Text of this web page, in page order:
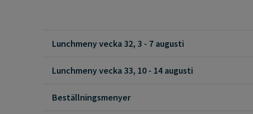
Lunchmeny vecka 32, 3 - 7 augusti
Lunchmeny vecka 33, 10 - 14 augusti
Beställningsmenyer